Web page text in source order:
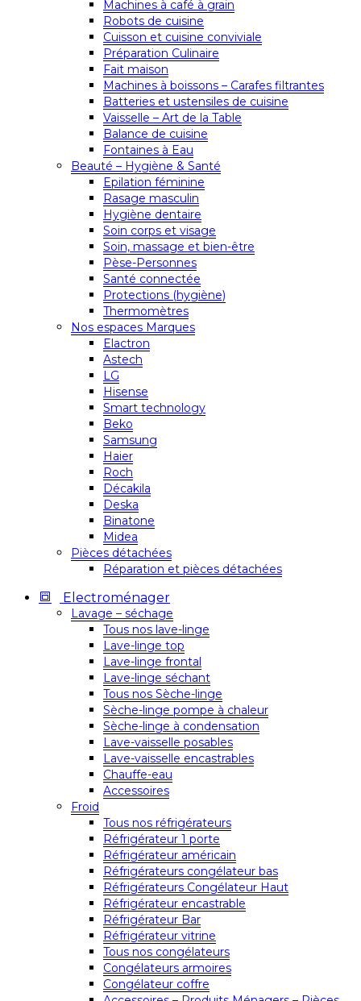
Machines à café à grain
Robots de cuisine
Cuisson et cuisine conviviale
Préparation Culinaire
Fait maison
Machines à boissons – Carafes filtrantes
Batteries et ustensiles de cuisine
Vaisselle – Art de la Table
Balance de cuisine
Fontaines à Eau
Beauté – Hygiène & Santé
Epilation féminine
Rasage masculin
Hygiène dentaire
Soin corps et visage
Soin, massage et bien-être
Pèse-Personnes
Santé connectée
Protections (hygiène)
Thermomètres
Nos espaces Marques
Elactron
Astech
LG
Hisense
Smart technology
Beko
Samsung
Haier
Roch
Décakila
Deska
Binatone
Midea
Pièces détachées
Réparation et pièces détachées
Electroménager
Lavage – séchage
Tous nos lave-linge
Lave-linge top
Lave-linge frontal
Lave-linge séchant
Tous nos Sèche-linge
Sèche-linge pompe à chaleur
Sèche-linge à condensation
Lave-vaisselle posables
Lave-vaisselle encastrables
Chauffe-eau
Accessoires
Froid
Tous nos réfrigérateurs
Réfrigérateur 1 porte
Réfrigérateur américain
Réfrigérateurs congélateur bas
Réfrigérateurs Congélateur Haut
Réfrigérateur encastrable
Réfrigérateur Bar
Réfrigérateur vitrine
Tous nos congélateurs
Congélateurs armoires
Congélateur coffre